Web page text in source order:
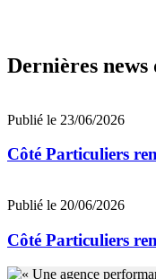
Dernières news
Publié le 23/06/2026
Côté Particuliers
Publié le 20/06/2026
Côté Particuliers